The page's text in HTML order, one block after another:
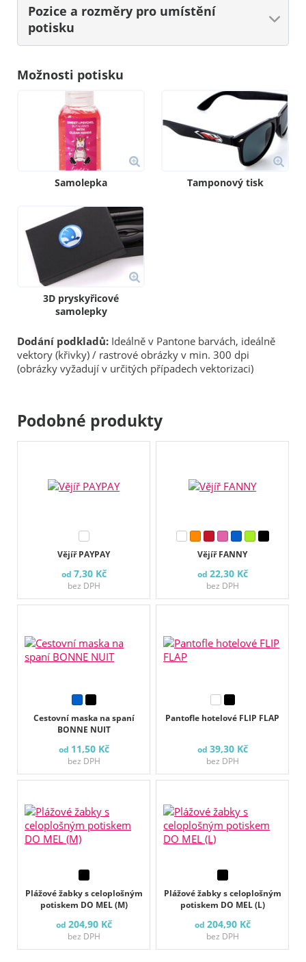
Pozice a rozměry pro umístění
potisku
Možnosti potisku
Samolepka Tamponový tisk
3D pryskyřicové
samolepky
Dodání podkladů: Ideálně v Pantone barvách, ideálně
vektory (křivky) / rastrové obrázky v min. 300 dpi
(obrázky vyžadují v určitých případech vektorizaci)
Podobné produkty
Vějíř PAYPAY
od 7,30 Kč
bez DPH
Vějíř FANNY
od 22,30 Kč
bez DPH
Cestovní maska na spaní
BONNE NUIT
od 11,50 Kč
bez DPH
Pantofle hotelové FLIP FLAP
od 39,30 Kč
bez DPH
Plážové žabky s celoplošným
potiskem DO MEL (M)
od 204,90 Kč
bez DPH
Plážové žabky s celoplošným
potiskem DO MEL (L)
od 204,90 Kč
bez DPH